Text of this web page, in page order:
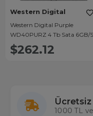
Western Digital
Western Digital Purple
WD40PURZ 4 Tb Sata 6GB/S
7/24 Güvenlik Harddisk
$262.12
Ücretsiz
1000 TL